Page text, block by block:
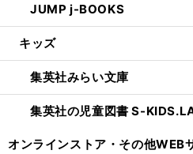
JUMP j-BOOKS
キッズ
集英社みらい文庫
集英社の児童図書 S-
オンラインストア・ その他WEB